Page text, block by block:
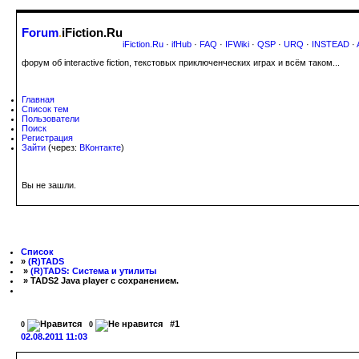
Forum.iFiction.Ru
iFiction.Ru · ifHub · FAQ · IFWiki · QSP · URQ · INSTEAD ·
форум об interactive fiction, текстовых приключенческих играх и всём таком...
Главная
Список тем
Пользователи
Поиск
Регистрация
Зайти (через: ВКонтакте)
Вы не зашли.
Список
» (R)TADS
» (R)TADS: Система и утилиты
» TADS2 Java player с сохранением.
0 0
#1
02.08.2011 11:03